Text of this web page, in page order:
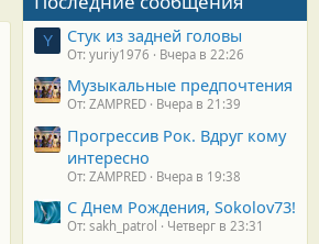
Y Стук из задней головы
От: yuriy1976 Вчера в 22:26
Музыкальные предпочтения
От: ZAMPRED Вчера в 21:39
Прогрессив Рок. Вдруг кому
интересно
От: ZAMPRED Вчера в 19:38
С Днем Рождения, Sokolov73!
От: sakh_patrol Четверг в 23:31